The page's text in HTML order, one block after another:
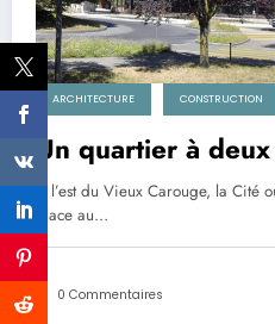
ARCHITECTURE CONSTRUCTION
Un quartier à
A l’est du Vieux Carouge, la Cité
place au…
0 Commentaires